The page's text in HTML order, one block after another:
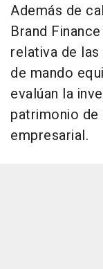
Además de
Brand
relativa de
de mando
evalúan la
patrimonio
empresarial.